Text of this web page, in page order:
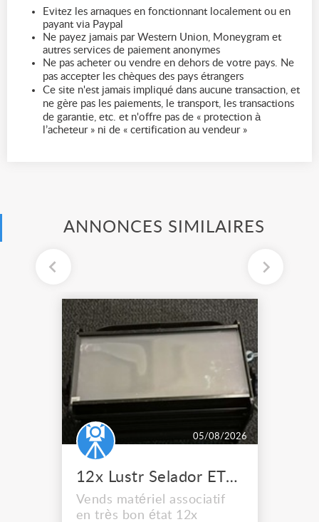
Evitez les arnaques en fonctionnant localement ou en
payant via Paypal
Ne payez jamais par Western Union, Moneygram et
autres services de paiement anonymes
Ne pas acheter ou vendre en dehors de votre pays. Ne
pas accepter les chèques des pays étrangers
Ce site n'est jamais impliqué dans aucune transaction, et
ne gère pas les paiements, le transport, les transactions
de garantie, etc. et n'offre pas de « protection à
l’acheteur » ni de « certification au vendeur »
ANNONCES SIMILAIRES
05/08/2026
12x Lustr Selador ETC Led 7x colors filtres
Vends matériel associatif
en très bon état 12x